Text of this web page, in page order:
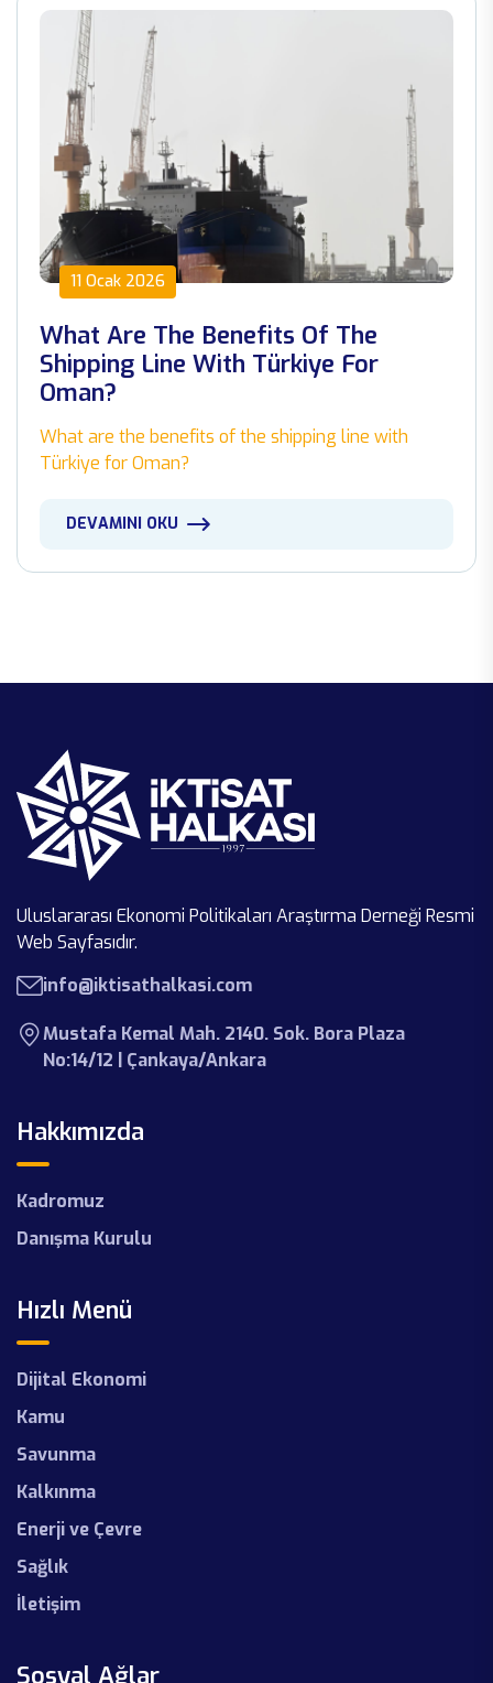
11 Ocak 2026
What Are The Benefits Of The
Shipping Line With Türkiye For
Oman?
What are the benefits of the shipping line with
Türkiye for Oman?
DEVAMINI OKU
Uluslararası Ekonomi Politikaları Araştırma Derneği Resmi
Web Sayfasıdır.
info@iktisathalkasi.com
Mustafa Kemal Mah. 2140. Sok. Bora Plaza
No:14/12 | Çankaya/Ankara
Hakkımızda
Kadromuz
Danışma Kurulu
Hızlı Menü
Dijital Ekonomi
Kamu
Savunma
Kalkınma
Enerji ve Çevre
Sağlık
İletişim
Sosyal Ağlar